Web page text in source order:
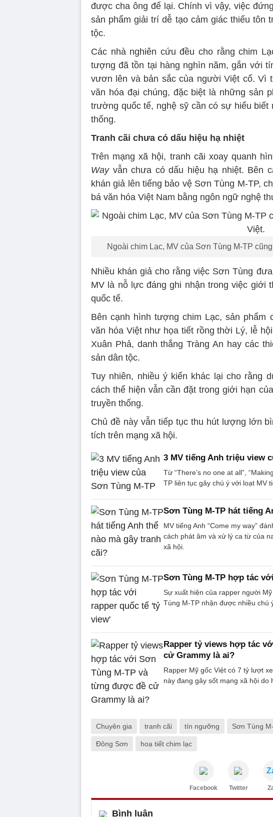
được cha ông để lại. Chính vì vậy, việc
sản phẩm giải trí dễ tạo cảm giác thiếu tôn
tộc.
Các nhà nghiên cứu đều cho rằng chim
tượng đã tồn tại hàng nghìn năm, gắn với
vươn lên và bản sắc của người Việt cổ. Vì
văn hóa đại chúng, đặc biệt là những sản
trường quốc tế, nghệ sỹ cần có sự hiểu
thống.
Tranh cãi chưa có dấu hiệu hạ nhiệt
Trên mạng xã hội, tranh cãi xoay quanh
Wayvẫn chưa có dấu hiệu hạ nhiệt. Bên
khán giả lên tiếng bảo vệ Sơn Tùng M-TP,
bá văn hóa Việt Nam bằng ngôn ngữ nghệ
Ngoài chim Lạc, MV của Sơn Tùng M-TP
Nhiều khán giả cho rằng việc Sơn Tùng
MV là nỗ lực đáng ghi nhận trong việc giới
quốc tế.
Bên cạnh hình tượng chim Lạc, sản phẩm
văn hóa Việt như họa tiết rồng thời Lý, lễ
Xuân Phả, danh thắng Tràng An hay các
sản dân tộc.
Tuy nhiên, nhiều ý kiến khác lại cho rằng
cách thể hiện vẫn cần đặt trong giới hạn
truyền thống.
Chủ đề này vẫn tiếp tục thu hút lượng lớn
tích trên mạng xã hội.
3 MV tiếng Anh triệu view
Từ “There’s no one at all”,
TP liên tục gây chú ý với loạt MV
Sơn Tùng M-TP hát tiếng
MV tiếng Anh “Come my way”
cách phát âm và xử lý ca từ của
xã hội.
Sơn Tùng M-TP hợp tác
Sự xuất hiện của rapper người
Tùng M-TP nhận được nhiều chú
Rapper tỷ views hợp tác
cử Grammy là ai?
Rapper Mỹ gốc Việt có 7 tỷ lượt
này đang gây sốt mạng xã hội do
Chuyên gia tranh cãi tín ngưỡng Sơn Tùng
Đông Sơn hoạ tiết chim lạc
Facebook Twitter
Bình luận